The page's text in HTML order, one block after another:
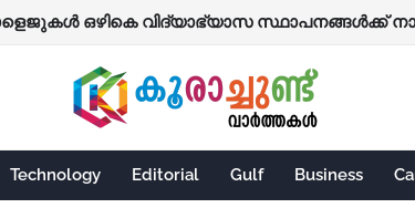
ഒഴികെ വിദ്യാഭ്യാസ സ്ഥാപനങ്ങൾക്ക്
Technology Editorial Gulf Business